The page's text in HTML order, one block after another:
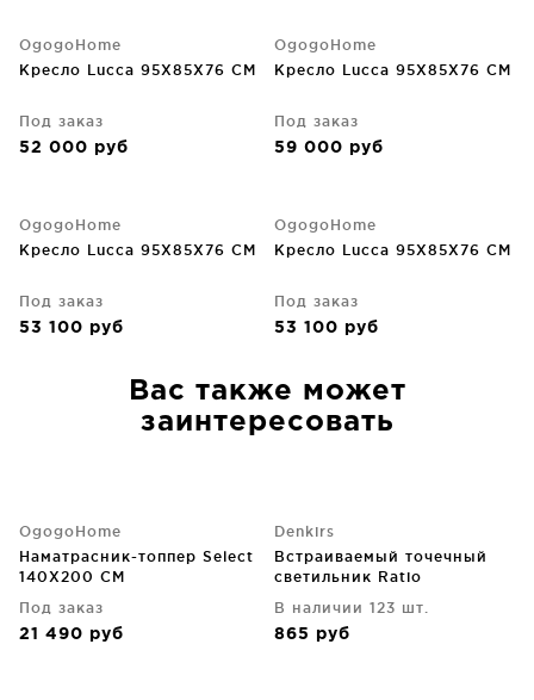
OgogoHome
Кресло Lucca 95X85X76 CM
Под заказ
52 000 руб
OgogoHome
Кресло Lucca 95X85X76 CM
Под заказ
59 000 руб
OgogoHome
Кресло Lucca 95X85X76 CM
Под заказ
53 100 руб
OgogoHome
Кресло Lucca 95X85X76 CM
Под заказ
53 100 руб
Вас также может
заинтересовать
OgogoHome
Наматрасник-топпер Select
140X200 CM
Под заказ
21 490 руб
Denkirs
Встраиваемый точечный
светильник Ratio
В наличии 123 шт.
865 руб